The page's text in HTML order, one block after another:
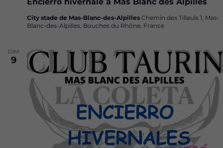
City stade de Mas-Blanc-des-Alpilles Chemin des Tilleuls 1, Mas-
Blanc-des-Alpilles, Bouches du Rhône, France
DIM
9